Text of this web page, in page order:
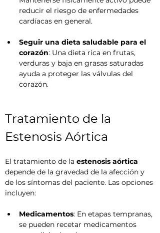
reducir el riesgo de enfermedades
cardíacas en general.
Seguir una dieta saludable para el
corazón: Una dieta rica en frutas,
verduras y baja en grasas saturadas
ayuda a proteger las válvulas del
corazón.
Tratamiento de la
Estenosis Aórtica
El tratamiento de la estenosis aórtica
depende de la gravedad de la afección y
de los síntomas del paciente. Las opciones
incluyen:
Medicamentos: En etapas tempranas,
se pueden recetar medicamentos